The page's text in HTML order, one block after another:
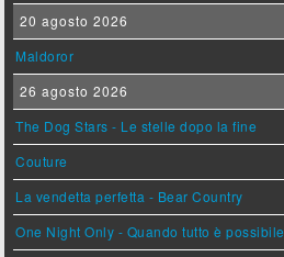
20 agosto 2026
Maldoror
26 agosto 2026
The Dog Stars - Le stelle dopo la fine
Couture
La vendetta perfetta - Bear Country
One Night Only - Quando tutto è possibile